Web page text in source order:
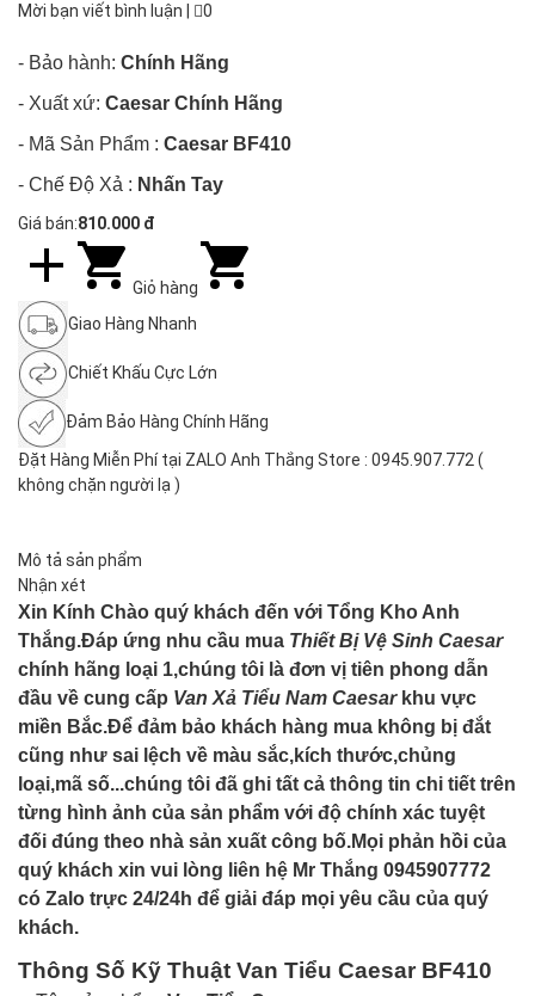
Mời bạn viết bình luận
0
- Bảo hành: Chính Hãng
- Xuất xứ: Caesar Chính Hãng
- Mã Sản Phẩm : Caesar BF410
- Chế Độ Xả : Nhấn Tay
Giá bán:810.000 đ
Giỏ hàng
Giao Hàng Nhanh
Chiết Khấu Cực Lớn
Đảm Bảo Hàng Chính Hãng
Đặt Hàng Miễn Phí tại ZALO Anh Thắng Store : 0945.907.772 (
không chặn người lạ )
Mô tả sản phẩm
Nhận xét
Xin Kính Chào quý khách đến với Tổng Kho Anh
Thắng.Đáp ứng nhu cầu mua Thiết Bị Vệ Sinh Caesar
chính hãng loại 1,chúng tôi là đơn vị tiên phong dẫn
đầu về cung cấp Van Xả Tiểu Nam Caesar khu vực
miền Bắc.Để đảm bảo khách hàng mua không bị đắt
cũng như sai lệch về màu sắc,kích thước,chủng
loại,mã số...chúng tôi đã ghi tất cả thông tin chi tiết trên
từng hình ảnh của sản phẩm với độ chính xác tuyệt
đối đúng theo nhà sản xuất công bố.Mọi phản hồi của
quý khách xin vui lòng liên hệ Mr Thắng 0945907772
có Zalo trực 24/24h để giải đáp mọi yêu cầu của quý
khách.
Thông Số Kỹ Thuật Van Tiểu Caesar BF410